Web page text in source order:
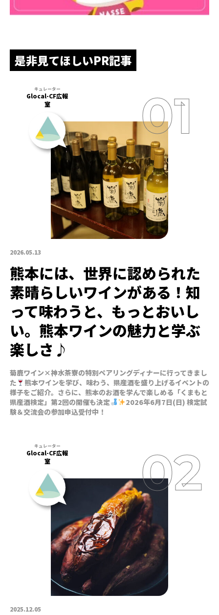
是非見てほしいPR記事
2026.05.13
Glocal-CF広報
室
熊本には、世界に認められた
素晴らしいワインがある！知
って味わうと、もっとおいし
い。熊本ワインの魅力と学ぶ
楽しさ♪
菊鹿ワイン×神水茶寮の特別ペアリングディナーに行ってきまし
た
熊本ワインを学び、味わう、県産酒を盛り上げるイベントの
様子をご紹介。さらに、熊本のお酒を学んで楽しめる「くまもと
県産酒検定」第2回の開催も決定
2026年6月7日(日) 検定試
験＆交流会の参加申込受付中！
2025.12.05
Glocal-CF広報
室